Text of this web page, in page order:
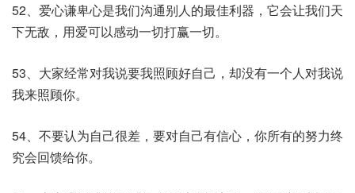
52、爱心谦卑心是我们沟通别人的最佳利器，它会让我们天
下无敌，用爱可以感动一切打赢一切。
53、大家经常对我说要我照顾好自己，却没有一个人对我说
我来照顾你。
54、不要认为自己很差，要对自己有信心，你所有的努力终
究会回馈给你。